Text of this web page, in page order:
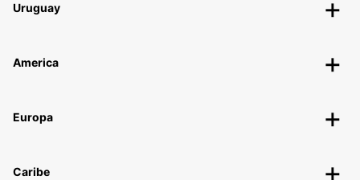
Uruguay
America
Europa
Caribe